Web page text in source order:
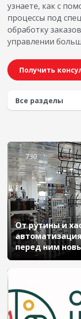
узнаете, как с
процессы под
обработку
управлении
Получить
730
От рутины и
перед ним